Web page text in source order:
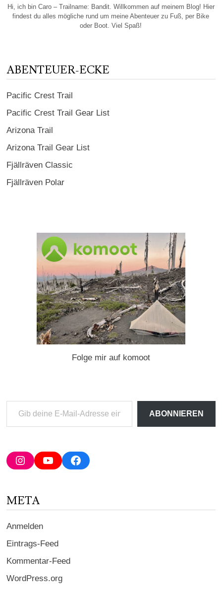
Hi, ich bin Caro – Trailname: Bandit. Willkommen auf meinem Blog! Hier
findest du alles mögliche rund um meine Abenteuer zu Fuß, per Bike
oder Boot. Viel Spaß!
ABENTEUER-ECKE
Pacific Crest Trail
Pacific Crest Trail Gear List
Arizona Trail
Arizona Trail Gear List
Fjällräven Classic
Fjällräven Polar
Folge mir auf komoot
deine
Adresse
ein ...
ABONNIEREN
InstagramYouTubeFacebook
META
Anmelden
Eintrags-Feed
Kommentar-Feed
WordPress.org